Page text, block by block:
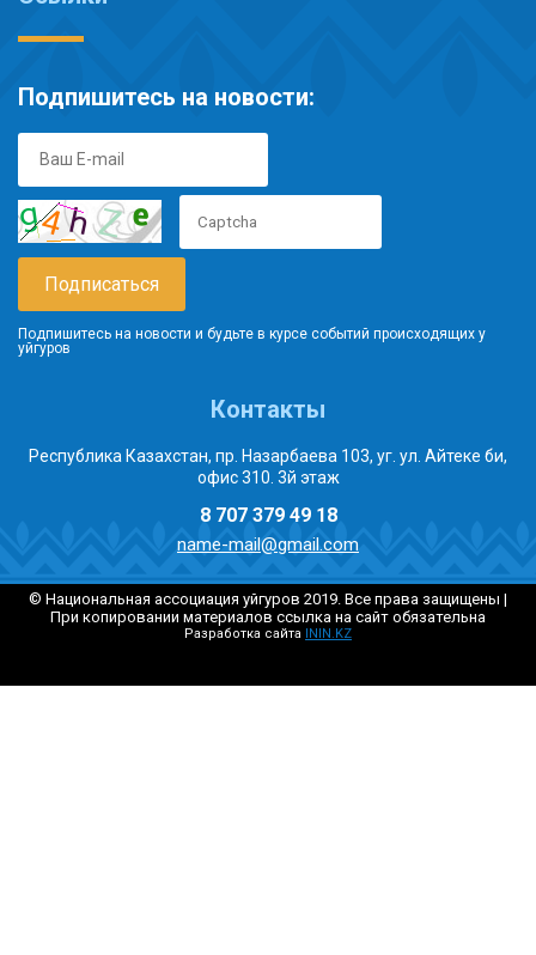
Подпишитесь на новости:
Подпишитесь на новости и будьте в курсе событий происходящих у
уйгуров
Контакты
Республика Казахстан, пр. Назарбаева 103, уг. ул. Айтеке би,
офис 310. 3й этаж
8 707 379 49 18
name-mail@gmail.com
© Национальная ассоциация уйгуров 2019. Все права защищены |
При копировании материалов ссылка на сайт обязательна
Разработка сайта ININ.KZ